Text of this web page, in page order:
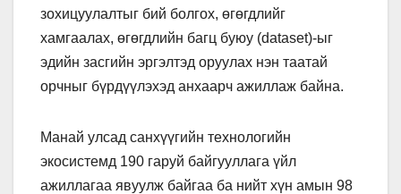
зохицуулалтыг бий болгох, өгөгдлийг
хамгаалах, өгөгдлийн багц буюу (dataset)-ыг
эдийн засгийн эргэлтэд оруулах нэн таатай
орчныг бүрдүүлэхэд анхаарч ажиллаж байна.
Манай улсад санхүүгийн технологийн
экосистемд 190 гаруй байгууллага үйл
ажиллагаа явуулж байгаа ба нийт хүн амын 98